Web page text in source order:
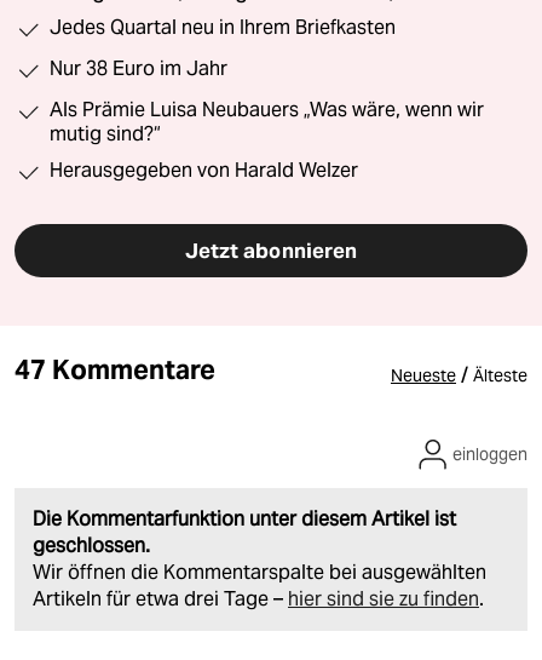
Jedes Quartal neu in Ihrem Briefkasten
Nur 38 Euro im Jahr
Als Prämie Luisa Neubauers „Was wäre, wenn wir
mutig sind?“
Herausgegeben von Harald Welzer
Jetzt abonnieren
47 Kommentare Neueste / Älteste
Die Kommentarfunktion unter diesem Artikel ist
geschlossen.
Wir öffnen die Kommentarspalte bei ausgewählten
Artikeln für etwa drei Tage – hier sind sie zu finden.
einloggen